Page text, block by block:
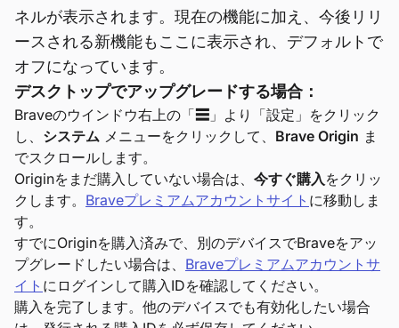
ネルが表示されます。現在の機能に加え、今後リリ
ースされる新機能もここに表示され、デフォルトで
オフになっています。
デスクトップでアップグレードする場合：
Braveのウインドウ右上の「☰ 」より「設定」をクリック
し、 システム メニューをクリックして、 Brave Origin ま
でスクロールします。
Originをまだ購入していない場合は、 今すぐ購入をクリッ
クします。 Braveプレミアムアカウントサイト に移動しま
す。
すでにOriginを購入済みで、別のデバイスでBraveをアッ
プグレードしたい場合は、 Braveプレミアムアカウントサ
イト にログインして購入IDを確認してください。
購入を完了します。他のデバイスでも有効化したい場合